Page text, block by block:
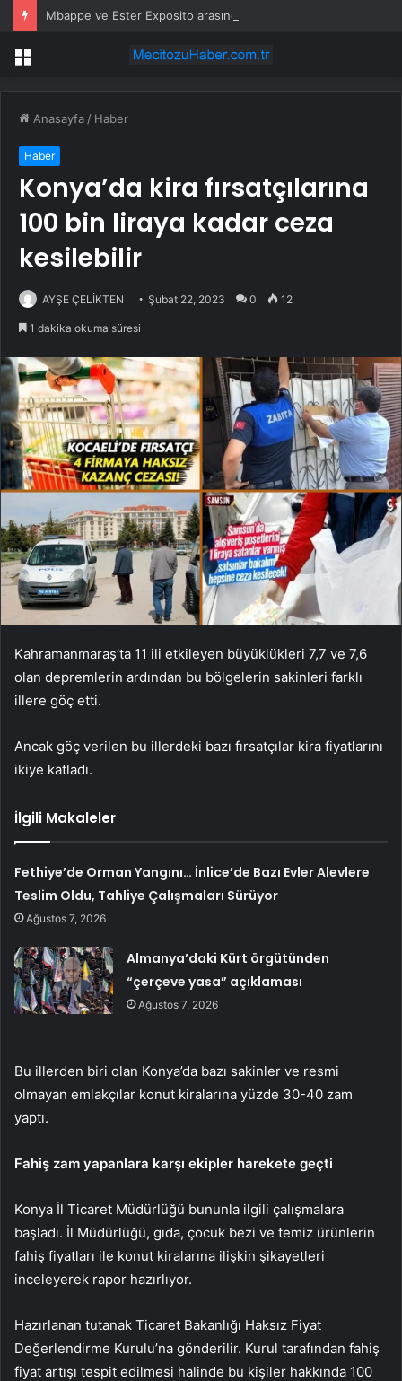
Menü
Anasayfa / Haber
Haber
Konya’da kira fırsatçılarına
100 bin liraya kadar ceza
kesilebilir
AYŞE ÇELİKTEN Şubat 22, 2023 0 12
1 dakika okuma süresi
Kahramanmaraş’ta 11 ili etkileyen büyüklükleri 7,7 ve 7,6
olan depremlerin ardından bu bölgelerin sakinleri farklı
illere göç etti.
Ancak göç verilen bu illerdeki bazı fırsatçılar kira fiyatlarını
ikiye katladı.
İlgili Makaleler
Fethiye’de Orman Yangını… İnlice’de Bazı Evler Alevlere
Teslim Oldu, Tahliye Çalışmaları Sürüyor
Ağustos 7, 2026
Almanya’daki Kürt örgütünden
“çerçeve yasa” açıklaması
Ağustos 7, 2026
Bu illerden biri olan Konya’da bazı sakinler ve resmi
olmayan emlakçılar konut kiralarına yüzde 30-40 zam
yaptı.
Fahiş zam yapanlara karşı ekipler harekete geçti
Konya İl Ticaret Müdürlüğü bununla ilgili çalışmalara
başladı. İl Müdürlüğü, gıda, çocuk bezi ve temiz ürünlerin
fahiş fiyatları ile konut kiralarına ilişkin şikayetleri
inceleyerek rapor hazırlıyor.
Hazırlanan tutanak Ticaret Bakanlığı Haksız Fiyat
Değerlendirme Kurulu’na gönderilir. Kurul tarafından fahiş
fiyat artışı tespit edilmesi halinde bu kişiler hakkında 100